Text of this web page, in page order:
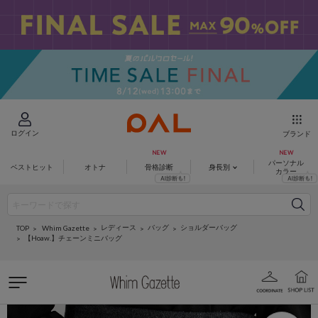
ログイン ブランド
ベストヒット オトナ 骨格診断 身長別
パーソナル
カラー
TOP Whim Gazette レディース バッグ
ショルダーバッグ
【Hoaw.】チェーンミニバッグ